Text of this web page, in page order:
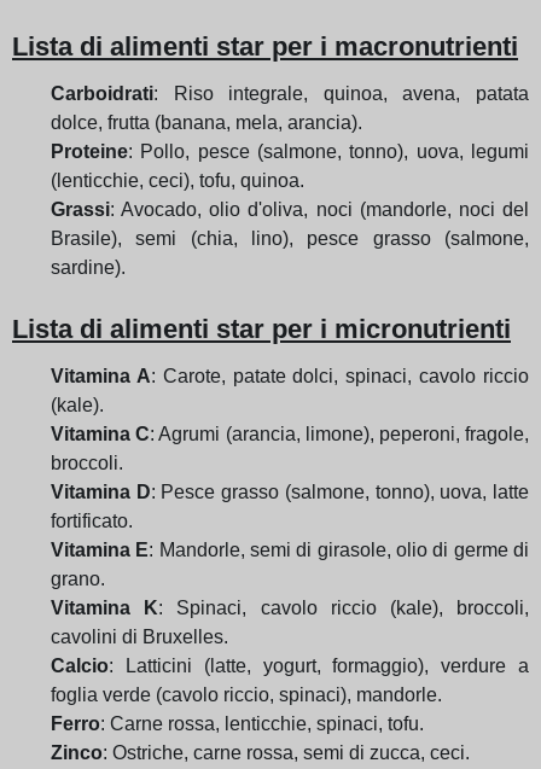
Lista di alimenti star per i macronutrienti
Carboidrati: Riso integrale, quinoa, avena, patata
dolce, frutta (banana, mela, arancia).
Proteine: Pollo, pesce (salmone, tonno), uova, legumi
(lenticchie, ceci), tofu, quinoa.
Grassi: Avocado, olio d'oliva, noci (mandorle, noci del
Brasile), semi (chia, lino), pesce grasso (salmone,
sardine).
Lista di alimenti star per i micronutrienti
Vitamina A: Carote, patate dolci, spinaci, cavolo riccio
(kale).
Vitamina C: Agrumi (arancia, limone), peperoni, fragole,
broccoli.
Vitamina D: Pesce grasso (salmone, tonno), uova, latte
fortificato.
Vitamina E: Mandorle, semi di girasole, olio di germe di
grano.
Vitamina K: Spinaci, cavolo riccio (kale), broccoli,
cavolini di Bruxelles.
Calcio: Latticini (latte, yogurt, formaggio), verdure a
foglia verde (cavolo riccio, spinaci), mandorle.
Ferro: Carne rossa, lenticchie, spinaci, tofu.
Zinco: Ostriche, carne rossa, semi di zucca, ceci.